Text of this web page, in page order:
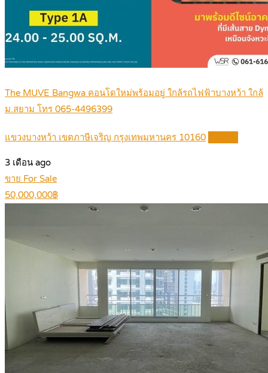
The MUVE Bangwa คอนโดใหม่พร้อมอยู่ ใกล้รถไฟฟ้าบางหว้า ใกล้
ม.สยาม โทร 065-4496399
แขวงบางหว้า เขตภาษีเจริญ กรุงเทพมหานคร 10160
3 เดือน ago
ขาย For Sale
50,000,000฿